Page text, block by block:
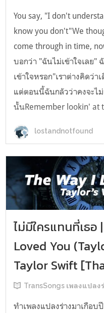
You say, "I don't
know you don't"We
come through in time,
บอกว่า "ฉันไม่เข้าใจเลย"
เข้าใจหรอก"เราต่างคิดว่
แต่ตอนนี้ฉันกลัวว่าคงจะไ
นั้นRemember lookin' at
lostandnotfound
ไม่มีใครแทนที่เธอ
Loved You
Taylor Swift
TransSongs เพลงแปลง
ทำเพลงแปลงร่างมาเกือบ